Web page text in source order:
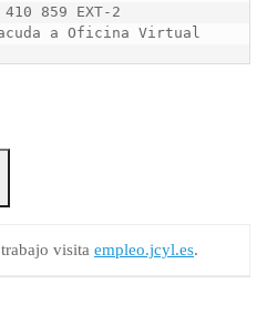
410 859 EXT-2
a Oficina Virtual
visita empleo.jcyl.es.